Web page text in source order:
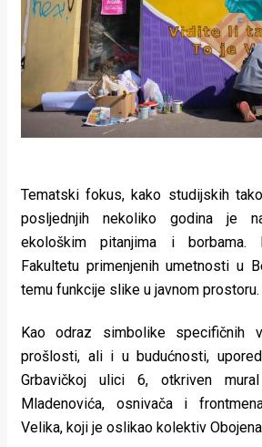
Tematski fokus, kako studijskih
posljednjih nekoliko godina je
ekološkim pitanjima i borbama.
Fakultetu primenjenih umetnosti u
temu funkcije slike u javnom prostoru.
Kao odraz simbolike specifičnih
prošlosti, ali i u budućnosti,
Grbavičkoj ulici 6, otkriven
Mladenovića, osnivača i
Velika, koji je oslikao kolektiv